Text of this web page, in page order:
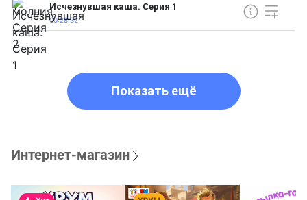
Исчезнувшая каша. Серия 1
00:28:32
Показать ещё
Интернет-магазин